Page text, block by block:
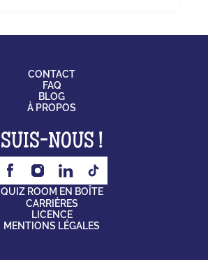
CONTACT
FAQ
BLOG
À PROPOS
SUIS-NOUS !
QUIZ ROOM EN BOÎTE
CARRIÈRES
LICENCE
MENTIONS LÉGALES